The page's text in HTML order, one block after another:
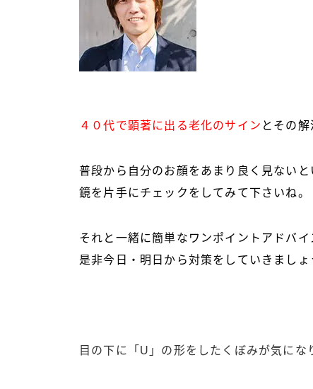
４０代で顕著に出る老化のサイン と その解
普段から自分のお顔をあまり良く見ないと
鏡を片手にチェックをしてみて下さいね。
それと一緒に簡単なワンポイントアドバイ
是非今日・明日から対策をしていきましょ
目の下に「U」の形をしたくぼみが気にな